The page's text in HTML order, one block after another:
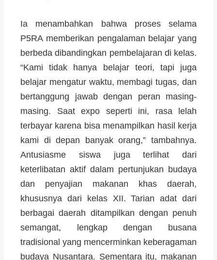
Ia menambahkan bahwa proses selama
P5RA memberikan pengalaman belajar yang
berbeda dibandingkan pembelajaran di kelas.
“Kami tidak hanya belajar teori, tapi juga
belajar mengatur waktu, membagi tugas, dan
bertanggung jawab dengan peran masing-
masing. Saat expo seperti ini, rasa lelah
terbayar karena bisa menampilkan hasil kerja
kami di depan banyak orang,” tambahnya.
Antusiasme siswa juga terlihat dari
keterlibatan aktif dalam pertunjukan budaya
dan penyajian makanan khas daerah,
khususnya dari kelas XII. Tarian adat dari
berbagai daerah ditampilkan dengan penuh
semangat, lengkap dengan busana
tradisional yang mencerminkan keberagaman
budaya Nusantara. Sementara itu, makanan